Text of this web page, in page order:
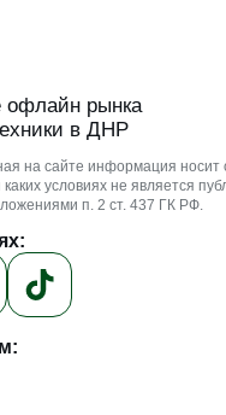
офлайн рынка
в ДНР
на сайте информация носит
условиях не является
п. 2 ст. 437 ГК РФ.